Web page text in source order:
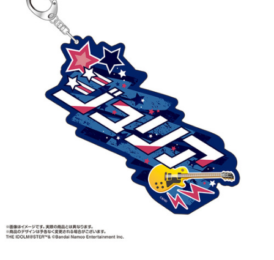
その他先行受付
プレミアム会員とは
テイルズ オブ シリーズ
太鼓の達人